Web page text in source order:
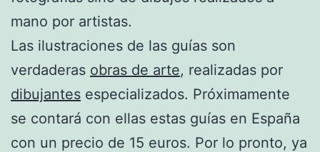
mano por artistas.
Las ilustraciones de las guías son
verdaderas obras de arte, realizadas por
dibujantes especializados. Próximamente
se contará con ellas estas guías en España
con un precio de 15 euros. Por lo pronto, ya